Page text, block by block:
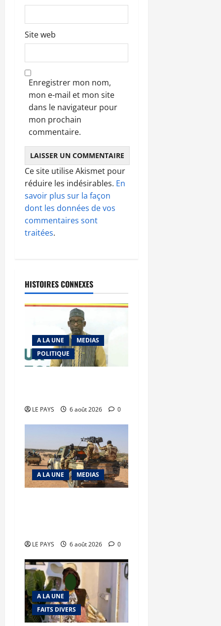
Site web
Enregistrer mon nom,
mon e-mail et mon site
dans le navigateur pour
mon prochain
commentaire.
Ce site utilise Akismet pour
réduire les indésirables. En
savoir plus sur la façon
dont les données de vos
commentaires sont
traitées.
HISTOIRES CONNEXES
A LA UNE
MEDIAS
POLITIQUE
LE PAYS 6 août 2026 0
A LA UNE MEDIAS
LE PAYS 6 août 2026 0
A LA UNE
FAITS DIVERS